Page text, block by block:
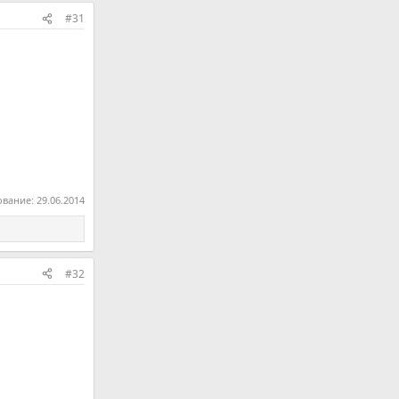
#31
29.06.2014
#32